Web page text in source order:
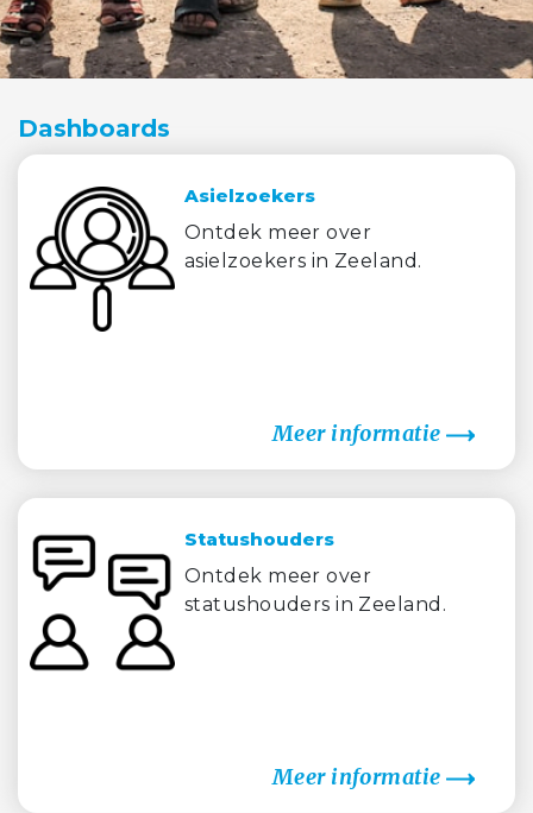
Dashboards
Asielzoekers
Ontdek meer over
asielzoekers in Zeeland.
Meer informatie
Statushouders
Ontdek meer over
statushouders in Zeeland.
Meer informatie